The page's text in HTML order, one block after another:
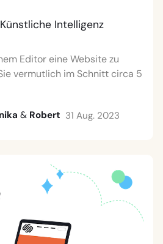
Intelligenz
Editor eine Website zu
vermutlich im Schnitt circa 5
& Robert 31 Aug. 2023